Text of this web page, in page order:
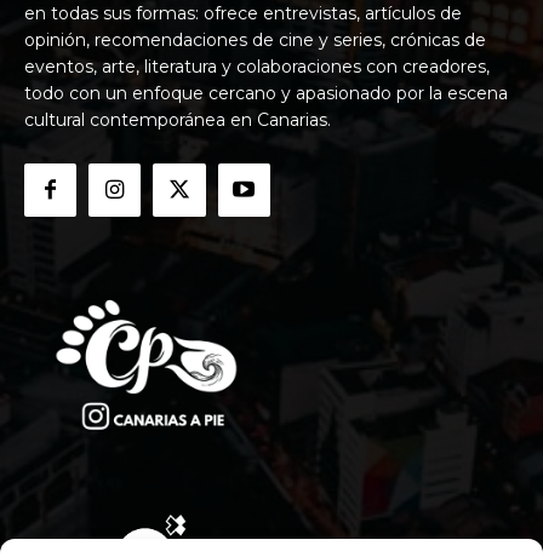
en todas sus formas: ofrece entrevistas, artículos de
opinión, recomendaciones de cine y series, crónicas de
eventos, arte, literatura y colaboraciones con creadores,
todo con un enfoque cercano y apasionado por la escena
cultural contemporánea en Canarias.